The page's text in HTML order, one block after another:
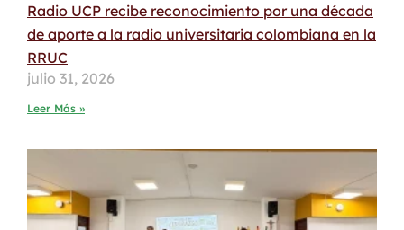
Radio UCP recibe reconocimiento por una década
de aporte a la radio universitaria colombiana en la
RRUC
julio 31, 2026
Leer Más »